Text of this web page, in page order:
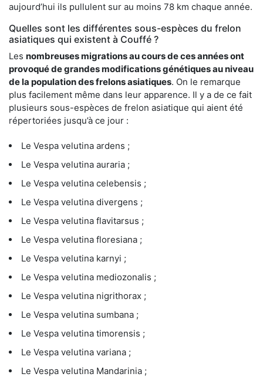
aujourd’hui ils pullulent sur au moins 78 km chaque année.
Quelles sont les différentes sous-espèces du frelon
asiatiques qui existent à Couffé ?
Les nombreuses migrations au cours de ces années ont
provoqué de grandes modifications génétiques au niveau
de la population des frelons asiatiques. On le remarque
plus facilement même dans leur apparence. Il y a de ce fait
plusieurs sous-espèces de frelon asiatique qui aient été
répertoriées jusqu’à ce jour :
Le Vespa velutina ardens ;
Le Vespa velutina auraria ;
Le Vespa velutina celebensis ;
Le Vespa velutina divergens ;
Le Vespa velutina flavitarsus ;
Le Vespa velutina floresiana ;
Le Vespa velutina karnyi ;
Le Vespa velutina mediozonalis ;
Le Vespa velutina nigrithorax ;
Le Vespa velutina sumbana ;
Le Vespa velutina timorensis ;
Le Vespa velutina variana ;
Le Vespa velutina Mandarinia ;